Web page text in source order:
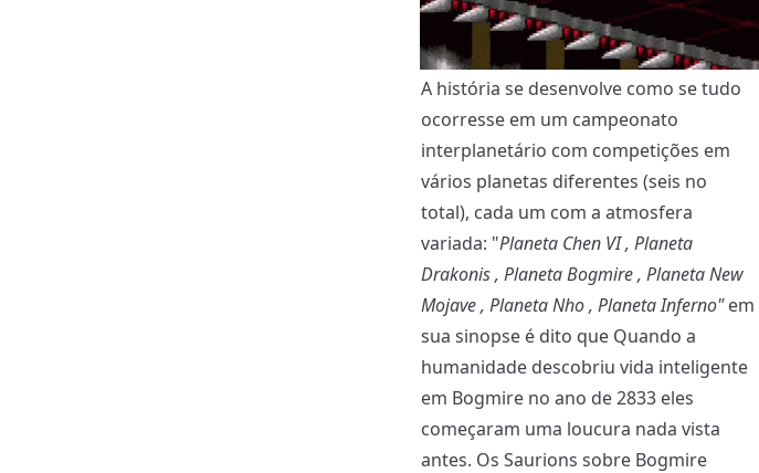
A história se desenvolve como se tudo
ocorresse em um campeonato
interplanetário com competições em
vários planetas diferentes (seis no
total), cada um com a atmosfera
variada: "Planeta Chen VI , Planeta
Drakonis , Planeta Bogmire , Planeta New
Mojave , Planeta Nho , Planeta Inferno"em
sua sinopse é dito que Quando a
humanidade descobriu vida inteligente
em Bogmire no ano de 2833 eles
começaram uma loucura nada vista
antes. Os Saurions sobre Bogmire